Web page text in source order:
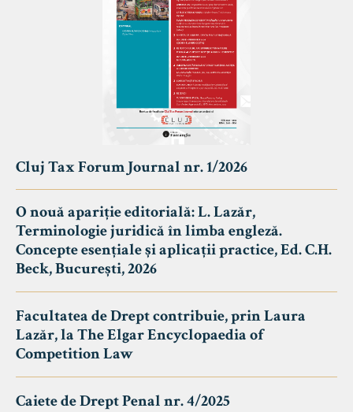
Cluj Tax Forum Journal nr. 1/2026
O nouă apariție editorială: L. Lazăr,
Terminologie juridică în limba engleză.
Concepte esențiale și aplicații practice, Ed. C.H.
Beck, București, 2026
Facultatea de Drept contribuie, prin Laura
Lazăr, la The Elgar Encyclopaedia of
Competition Law
Caiete de Drept Penal nr. 4/2025